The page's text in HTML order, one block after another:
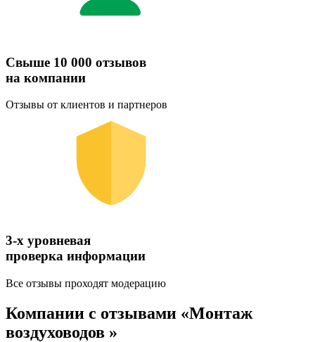
Свыше 10 000 отзывов
на компании
Отзывы от клиентов и партнеров
3-х уровневая
проверка информации
Все отзывы проходят модерацию
Компании с отзывами «Монтаж
воздуховодов »